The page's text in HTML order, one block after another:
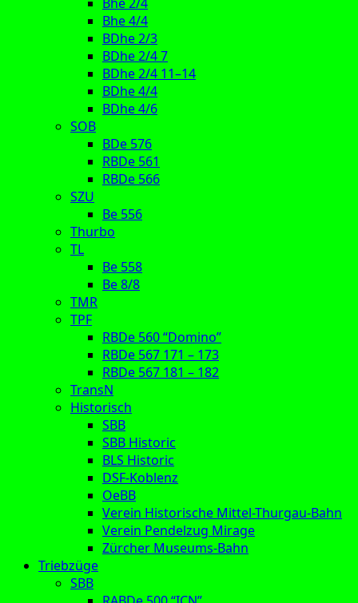
Bhe 4/4
BDhe 2/3
BDhe 2/4 7
BDhe 2/4 11–14
BDhe 4/4
BDhe 4/6
SOB
BDe 576
RBDe 561
RBDe 566
SZU
Be 556
Thurbo
TL
Be 558
Be 8/8
TMR
TPF
RBDe 560 “Domino”
RBDe 567 171 – 173
RBDe 567 181 – 182
TransN
Historisch
SBB
SBB Historic
BLS Historic
DSF-Koblenz
OeBB
Verein Historische Mittel-Thurgau-Bahn
Verein Pendelzug Mirage
Zürcher Museums-Bahn
Triebzüge
SBB